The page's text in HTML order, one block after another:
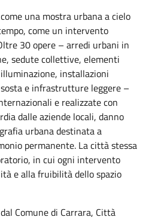
una mostra urbana a cielo
come un intervento
30 opere – arredi urbani in
sedute collettive, elementi
installazioni
e infrastrutture leggere –
e realizzate con
dalle aziende locali, danno
urbana destinata a
permanente. La città stessa
in cui ogni intervento
e alla fruibilità dello spazio
Comune di Carrara, Città